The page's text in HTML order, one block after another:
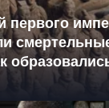
первого